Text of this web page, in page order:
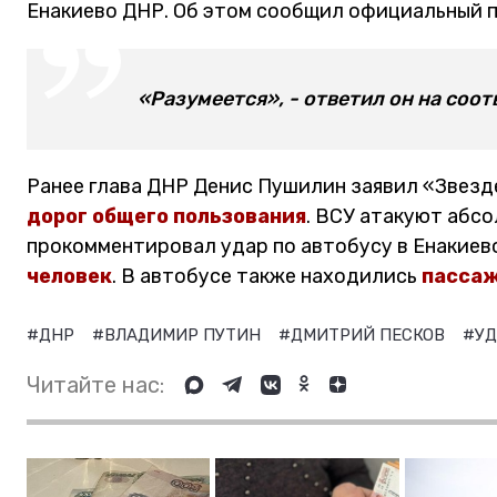
Енакиево ДНР. Об этом сообщил официальный
«Разумеется», - ответил он на
Ранее глава ДНР Денис Пушилин заявил
дорог общего пользования. ВСУ атакуют
прокомментировал удар по автобусу в
человек. В автобусе также находились
#ДНР #ВЛАДИМИР ПУТИН #ДМИТРИЙ ПЕСКОВ
Читайте нас: